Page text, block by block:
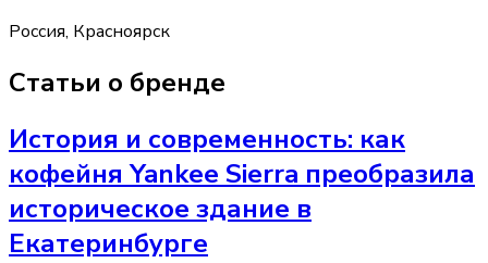
Россия, Красноярск
Статьи о бренде
История и современность: как
кофейня Yankee Sierra преобразила
историческое здание в
Екатеринбурге